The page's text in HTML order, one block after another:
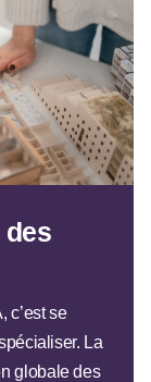
c’est se
La
globale des